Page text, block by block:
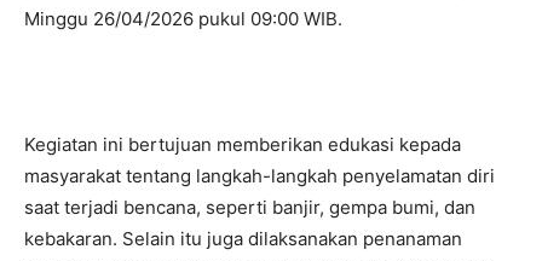
Minggu 26/04/2026 pukul 09:00 WIB.
Kegiatan ini bertujuan memberikan edukasi kepada
masyarakat tentang langkah-langkah penyelamatan diri
saat terjadi bencana, seperti banjir, gempa bumi, dan
kebakaran. Selain itu juga dilaksanakan penanaman